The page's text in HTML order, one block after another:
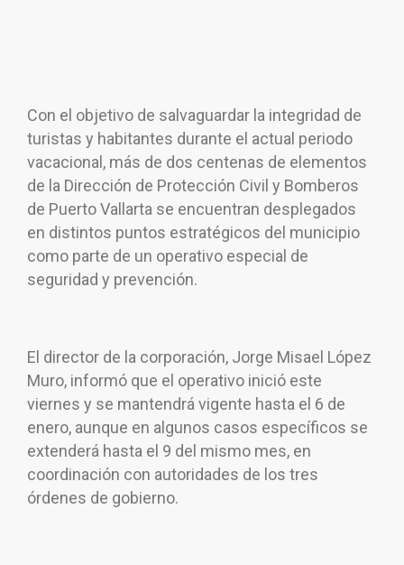
Con el objetivo de salvaguardar la integridad de
turistas y habitantes durante el actual periodo
vacacional, más de dos centenas de elementos
de la Dirección de Protección Civil y Bomberos
de Puerto Vallarta se encuentran desplegados
en distintos puntos estratégicos del municipio
como parte de un operativo especial de
seguridad y prevención.
El director de la corporación, Jorge Misael López
Muro, informó que el operativo inició este
viernes y se mantendrá vigente hasta el 6 de
enero, aunque en algunos casos específicos se
extenderá hasta el 9 del mismo mes, en
coordinación con autoridades de los tres
órdenes de gobierno.